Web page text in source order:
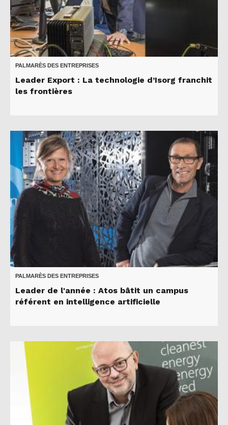
PALMARÈS DES ENTREPRISES
Leader Export : La technologie d’Isorg franchit
les frontières
PALMARÈS DES ENTREPRISES
Leader de l'année : Atos bâtit un campus
référent en intelligence artificielle